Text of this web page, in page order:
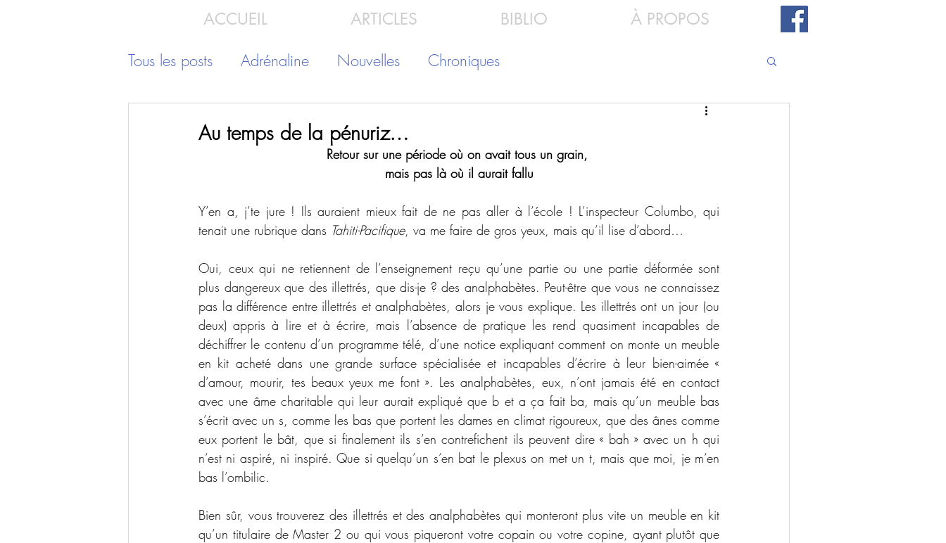
ACCUEIL ARTICLES BIBLIO
À PROPOS
Tous les posts
Adrénaline Nouvelles Chroniques
Au temps de la pénuriz…
Retour sur une période où on avait tous un grain,
mais pas là où il aurait fallu
Y’en a, j’te jure ! Ils auraient mieux fait de ne pas aller à l’école ! L’inspecteur Columbo, qui
tenait une rubrique dans Tahiti-Pacifique, va me faire de gros yeux, mais qu’il lise d’abord…
Oui, ceux qui ne retiennent de l’enseignement reçu qu’une partie ou une partie déformée sont
plus dangereux que des illettrés, que dis-je ? des analphabètes. Peut-être que vous ne connaissez
pas la différence entre illettrés et analphabètes, alors je vous explique. Les illettrés ont un jour (ou
deux) appris à lire et à écrire, mais l’absence de pratique les rend quasiment incapables de
déchiffrer le contenu d’un programme télé, d’une notice expliquant comment on monte un meuble
en kit acheté dans une grande surface spécialisée et incapables d’écrire à leur bien-aimée «
d’amour, mourir, tes beaux yeux me font ». Les analphabètes, eux, n’ont jamais été en contact
avec une âme charitable qui leur aurait expliqué que b et a ça fait ba, mais qu’un meuble bas
s’écrit avec un s, comme les bas que portent les dames en climat rigoureux, que des ânes comme
eux portent le bât, que si finalement ils s’en contrefichent ils peuvent dire « bah » avec un h qui
n’est ni aspiré, ni inspiré. Que si quelqu’un s’en bat le plexus on met un t, mais que moi, je m’en
bas l’ombilic.
Bien sûr, vous trouverez des illettrés et des analphabètes qui monteront plus vite un meuble en kit
qu’un titulaire de Master 2 ou qui vous piqueront votre copain ou votre copine, ayant plutôt que